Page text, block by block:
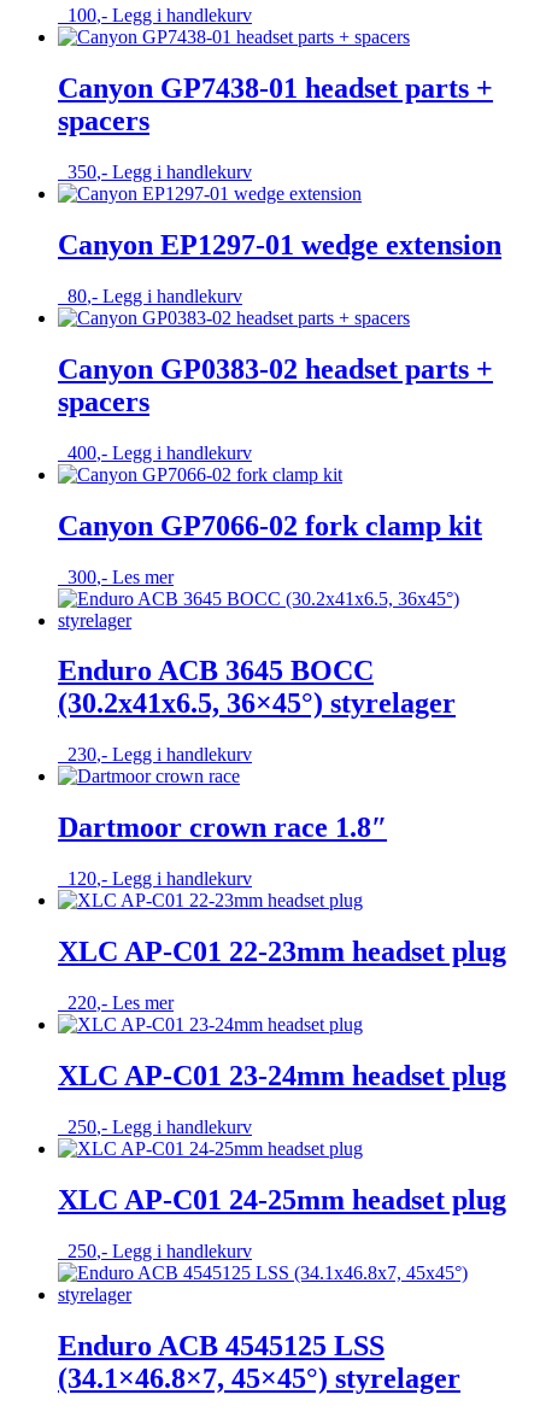
100,- Legg i handlekurv
Canyon GP7438-01 headset parts +
spacers
350,- Legg i handlekurv
Canyon EP1297-01 wedge extension
80,- Legg i handlekurv
Canyon GP0383-02 headset parts +
spacers
400,- Legg i handlekurv
Canyon GP7066-02 fork clamp kit
300,- Les mer
Enduro ACB 3645 BOCC
(30.2x41x6.5, 36×45°) styrelager
230,- Legg i handlekurv
Dartmoor crown race 1.8″
120,- Legg i handlekurv
XLC AP-C01 22-23mm headset plug
220,- Les mer
XLC AP-C01 23-24mm headset plug
250,- Legg i handlekurv
XLC AP-C01 24-25mm headset plug
250,- Legg i handlekurv
Enduro ACB 4545125 LSS
(34.1×46.8×7, 45×45°) styrelager